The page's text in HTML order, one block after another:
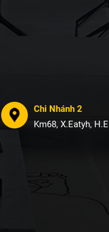
Chi Nhánh 2
Km68, X.Eatyh,